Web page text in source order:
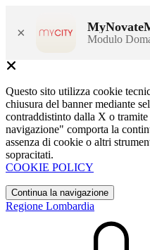
× Modulo
Questo sito utilizza cookie
chiusura del banner mediante
contraddistinto dalla X o
navigazione" comporta la
assenza di cookie o altri
sopracitati.
COOKIE POLICY
Continua la navigazione
Regione Lombardia